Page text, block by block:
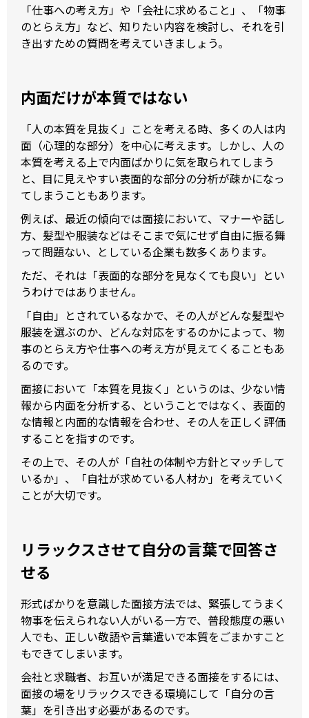
「仕事への考え方」や「会社に求めること」、「物事
のとらえ方」など、知りたい内容を検討し、それを引
き出すための質問を考えていきましょう。
内面だけが本質ではない
「人の本質を見抜く」ことを考える時、多くの人は内
面（心理的な部分）を中心に考えます。しかし、人の
本質を考える上で内面ばかりに気を取られてしまう
と、目に見えやすい表面的な部分の分析が疎かになっ
てしまうこともあります。
例えば、最近の傾向では面接において、マナーや話し
方、髪型や服装などはそこまで気にせず自由に振る舞
って問題ない、としている企業も数多くあります。
ただ、それは「表面的な部分を見なくても良い」とい
うわけではありません。
「自由」とされているなかで、その人がどんな髪型や
服装を選ぶのか、どんな対応をするのかによって、物
事のとらえ方や仕事への考え方が見えてくることもあ
るのです。
面接において「本質を見抜く」というのは、少ない情
報から内面を分析する、ということではなく、表面的
な情報と内面的な情報を合わせ、その人を正しく評価
することを指すのです。
その上で、その人が「自社の体制や方針とマッチして
いるか」、「自社が求めている人材か」を考えていく
ことが大切です。
リラックスさせて自分の言葉で回答さ
せる
形式ばかりを意識した面接方法では、緊張してうまく
物事を伝えられない人がいる一方で、普段態度の悪い
人でも、正しい敬語や言葉遣いで本質をごまかすこと
もできてしまいます。
会社と求職者、お互いが満足できる面接をするには、
面接の場をリラックスできる環境にして「自分の言
葉」を引き出す必要があるのです。